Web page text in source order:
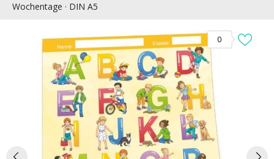
Wochentage · DIN A5
0